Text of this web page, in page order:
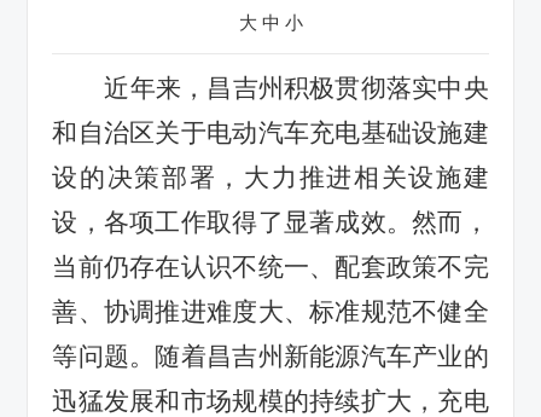
大 中 小
近年来，昌吉州积极贯彻落实中央
和自治区关于电动汽车充电基础设施建
设的决策部署，大力推进相关设施建
设，各项工作取得了显著成效。然而，
当前仍存在认识不统一、配套政策不完
善、协调推进难度大、标准规范不健全
等问题。随着昌吉州新能源汽车产业的
迅猛发展和市场规模的持续扩大，充电